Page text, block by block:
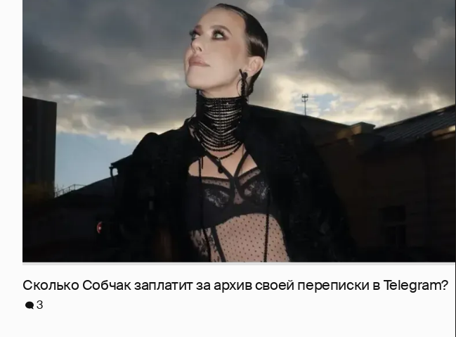
Сколько Собчак заплатит за архив своей перeписки в Telegram?
3